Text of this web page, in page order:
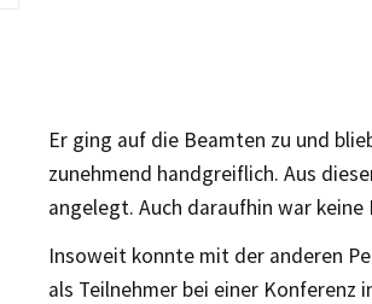
Er ging auf die Beamten zu und
zunehmend handgreiflich. Aus
angelegt. Auch daraufhin war
Insoweit konnte mit der anderen
als Teilnehmer bei einer